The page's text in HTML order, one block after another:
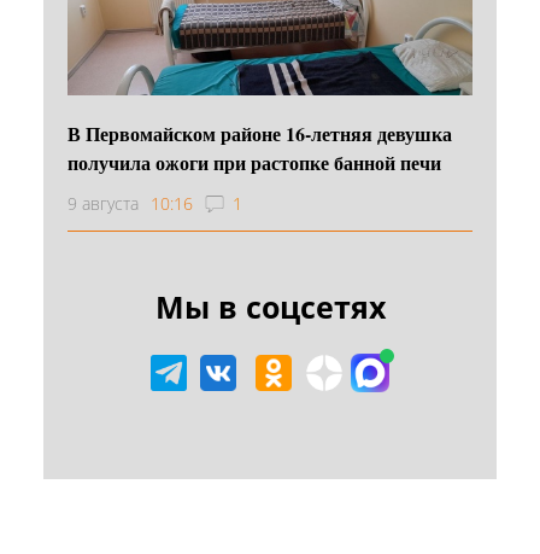
В Первомайском районе 16‑летняя девушка
получила ожоги при растопке банной печи
9 августа 10:16 1
Мы в соцсетях